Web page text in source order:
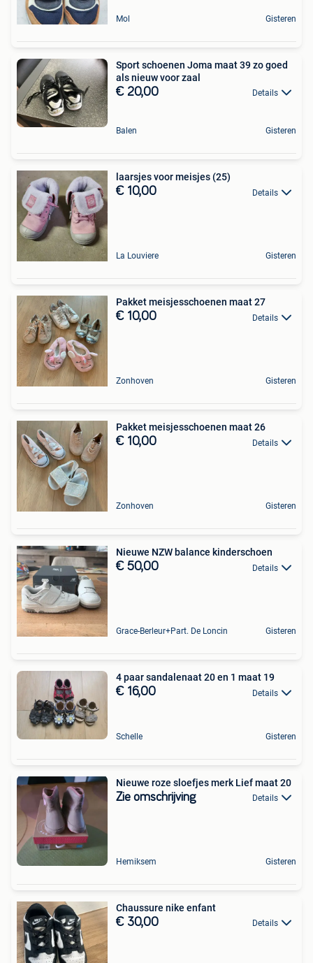
Mol Gisteren
Sport schoenen Joma maat 39 zo goed
als nieuw voor zaal
€ 20,00 Details
Balen Gisteren
laarsjes voor meisjes (25)
€ 10,00 Details
La Louviere Gisteren
Pakket meisjesschoenen maat 27
€ 10,00 Details
Zonhoven Gisteren
Pakket meisjesschoenen maat 26
€ 10,00 Details
Zonhoven Gisteren
Nieuwe NZW balance kinderschoen
€ 50,00 Details
Grace-Berleur+Part. De Loncin Gisteren
4 paar sandalenaat 20 en 1 maat 19
€ 16,00 Details
Schelle Gisteren
Nieuwe roze sloefjes merk Lief maat 20
Zie omschrijving Details
Hemiksem Gisteren
Chaussure nike enfant
€ 30,00 Details